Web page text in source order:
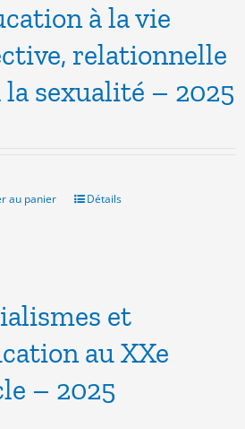
à la vie
relationnelle
la sexualité – 2025
au panier Détails
et
au XXe
– 2025